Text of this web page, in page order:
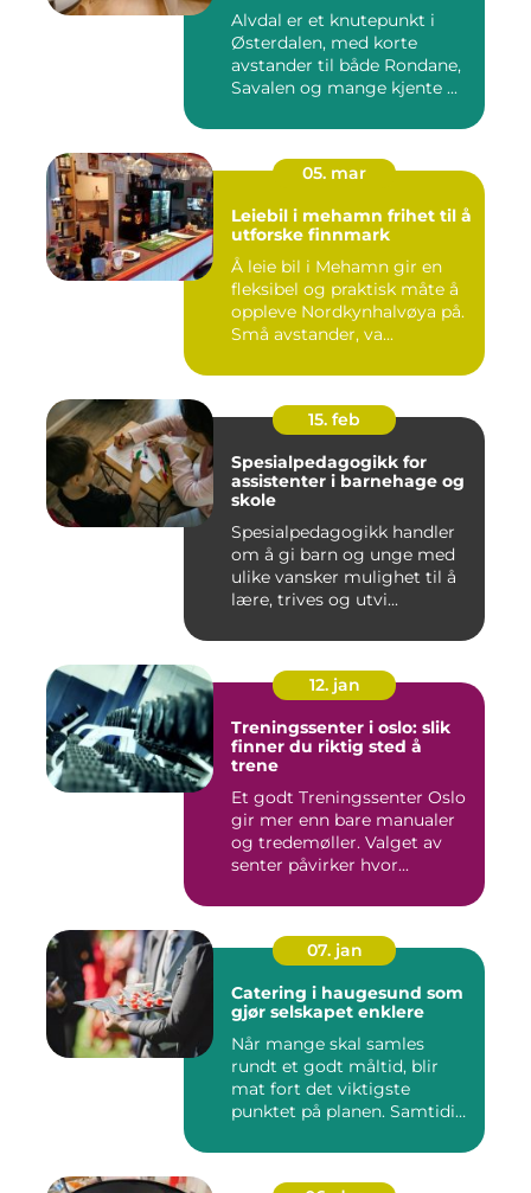
Alvdal er et knutepunkt i
Østerdalen, med korte
avstander til både Rondane,
Savalen og mange kjente ...
05. mar
Leiebil i mehamn frihet til å
utforske finnmark
Å leie bil i Mehamn gir en
fleksibel og praktisk måte å
oppleve Nordkynhalvøya på.
Små avstander, va...
15. feb
Spesialpedagogikk for
assistenter i barnehage og
skole
Spesialpedagogikk handler
om å gi barn og unge med
ulike vansker mulighet til å
lære, trives og utvi...
12. jan
Treningssenter i oslo: slik
finner du riktig sted å
trene
Et godt Treningssenter Oslo
gir mer enn bare manualer
og tredemøller. Valget av
senter påvirker hvor...
07. jan
Catering i haugesund som
gjør selskapet enklere
Når mange skal samles
rundt et godt måltid, blir
mat fort det viktigste
punktet på planen. Samtidig